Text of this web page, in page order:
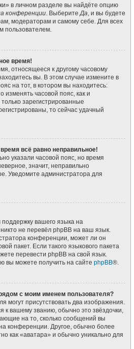
в личном разделе вы найдёте опцию
конференции. ВыберитеДа, и вы будете
модераторам и самому себе. Для всех
пользователем.
время!
относящееся к другому часовому
вы. В этом случае измените в
на тот, в котором вы находитесь:
изменять часовой пояс, как и
зарегистрированные
то сейчас удачный
всё равно неправильное!
указали часовой пояс, но время
значит, неправильно
Уведомите администратора для
вашего языка на
не перевёл phpBB на ваш язык.
конференции, может ли он
пакет. Если такого языкового пакета
перевести phpBB на свой язык.
можете получить на сайте phpBB®.
с моим именем пользователя?
могут присутствовать два изображения.
к вашему званию, обычно это звёздочки,
на то, сколько сообщений вы
конференции. Другое, обычно более
как «аватара» и обычно уникально для